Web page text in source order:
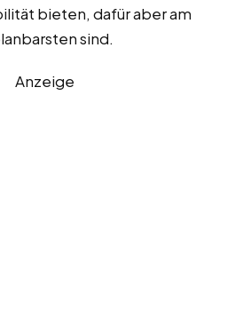
bieten, dafür aber am
sind.
Anzeige